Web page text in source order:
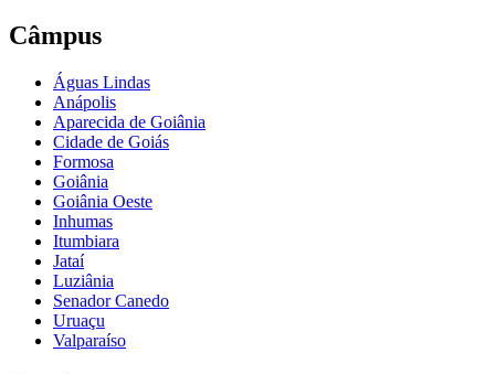
Câmpus
Águas Lindas
Anápolis
Aparecida de Goiânia
Cidade de Goiás
Formosa
Goiânia
Goiânia Oeste
Inhumas
Itumbiara
Jataí
Luziânia
Senador Canedo
Uruaçu
Valparaíso